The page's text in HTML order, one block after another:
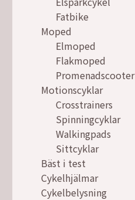
Fatbike
Moped
Elmoped
Flakmoped
Promenadscooter
Motionscyklar
Crosstrainers
Spinningcyklar
Walkingpads
Sittcyklar
Bäst i test
Cykelhjälmar
Cykelbelysning